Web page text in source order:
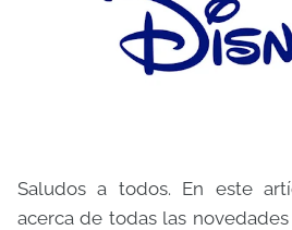
Saludos a todos. En este
acerca de todas las